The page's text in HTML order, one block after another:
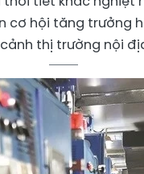
cơ hội tăng trưởng
thị trường nội